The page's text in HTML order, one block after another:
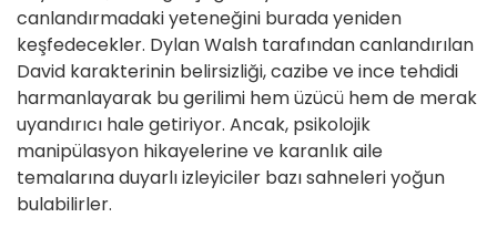
canlandırmadaki yeteneğini burada yeniden
keşfedecekler. Dylan Walsh tarafından canlandırılan
David karakterinin belirsizliği, cazibe ve ince tehdidi
harmanlayarak bu gerilimi hem üzücü hem de merak
uyandırıcı hale getiriyor. Ancak, psikolojik
manipülasyon hikayelerine ve karanlık aile
temalarına duyarlı izleyiciler bazı sahneleri yoğun
bulabilirler.